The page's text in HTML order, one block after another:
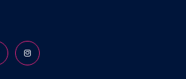
Facebookus on X (formerly Twitter)
Follow us on Instagram